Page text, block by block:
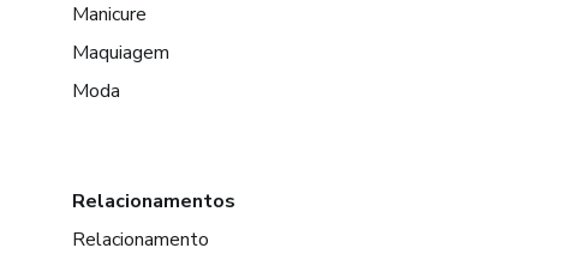
Manicure
Maquiagem
Moda
Relacionamentos
Relacionamento